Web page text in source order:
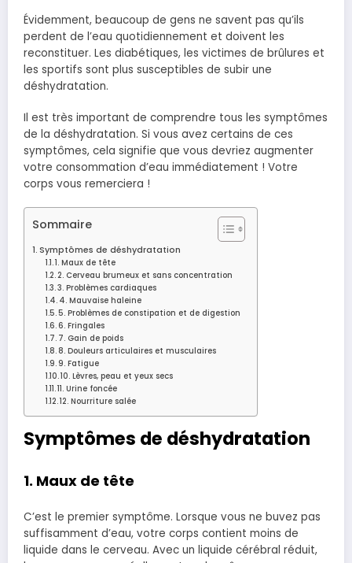
Évidemment, beaucoup de gens ne savent pas qu’ils
perdent de l’eau quotidiennement et doivent les
reconstituer. Les diabétiques, les victimes de brûlures et
les sportifs sont plus susceptibles de subir une
déshydratation.
Il est très important de comprendre tous les symptômes
de la déshydratation. Si vous avez certains de ces
symptômes, cela signifie que vous devriez augmenter
votre consommation d’eau immédiatement ! Votre
corps vous remerciera !
Sommaire
Symptômes de déshydratation
1. Maux de tête
2. Cerveau brumeux et sans concentration
3. Problèmes cardiaques
4. Mauvaise haleine
5. Problèmes de constipation et de digestion
6. Fringales
7. Gain de poids
8. Douleurs articulaires et musculaires
9. Fatigue
10. Lèvres, peau et yeux secs
11. Urine foncée
12. Nourriture salée
Symptômes de déshydratation
1. Maux de tête
C’est le premier symptôme. Lorsque vous ne buvez pas
suffisamment d’eau, votre corps contient moins de
liquide dans le cerveau. Avec un liquide cérébral réduit,